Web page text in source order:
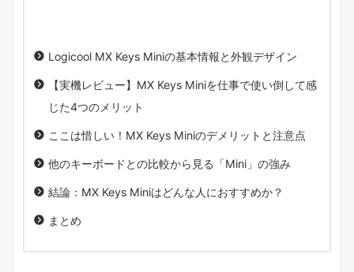
Logicool MX Keys Miniの基本情報と外観デザイン
【実機レビュー】MX Keys Miniを仕事で使い倒して感
じた4つのメリット
ここは惜しい！MX Keys Miniのデメリットと注意点
他のキーボードとの比較から見る「Mini」の強み
結論：MX Keys Miniはどんな人におすすめか？
まとめ